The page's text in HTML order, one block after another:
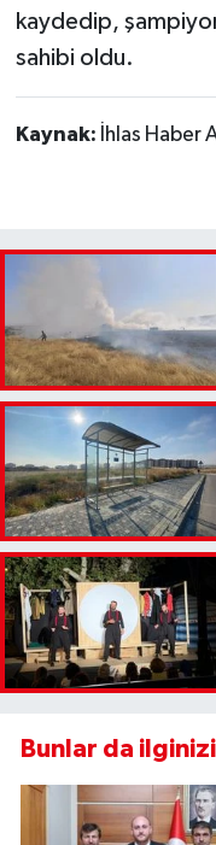
kaydedip,
sahibi oldu.
Kaynak: İhlas Haber
Bunlar da